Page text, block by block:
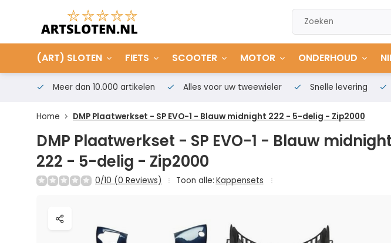
(ART) SLOTEN FIETS SCOOTER MOTOR ONDERHOUD
Meer dan 10.000 artikelen Alles voor uw tweewieler Snelle levering
Home DMP Plaatwerkset - SP EVO-1 - Blauw midnight 222 - 5-delig - Zip2000
DMP Plaatwerkset - SP EVO-1 - Blauw midnight
222 - 5-delig - Zip2000
0/10 (0 Reviews) Toon alle: Kappensets